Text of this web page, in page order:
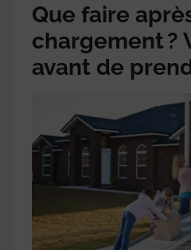
Que faire
chargement ?
avant de